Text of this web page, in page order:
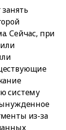
Сейчас, при
систему
из-за